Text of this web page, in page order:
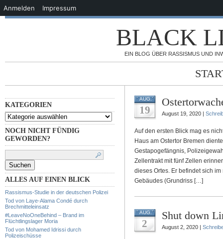
BLACK
EIN BLOG ÜBER RASSISMUS UND
KATEGORIEN
KATEGORIEN
NOCH NICHT FÜNDIG
GEWORDEN?
ALLES AUF EINEN BLICK
Rassismus-Studie in der deutschen Polizei
Tod von Laye-Alama Condé durch
Brechmitteleinsatz
#LeaveNoOneBehind – Brand im
Flüchtlingslager Moria
Tod von Mohamed Idrissi durch
Polizeischüsse
AUG.
19 August 19, 2020 |
Auf den ersten Blick mag es
Haus am Ostertor Bremen
Gestapogefängnis,
Zellentrakt mit fünf Zellen
dieses Ortes. Er befindet sich
Gebäudes (Grundriss […]
AUG.
2
Shut down
August 2, 2020 |
Anmelden Impressum